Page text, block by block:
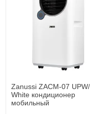
Zanussi ZACM-07
White кондиционер
мобильный